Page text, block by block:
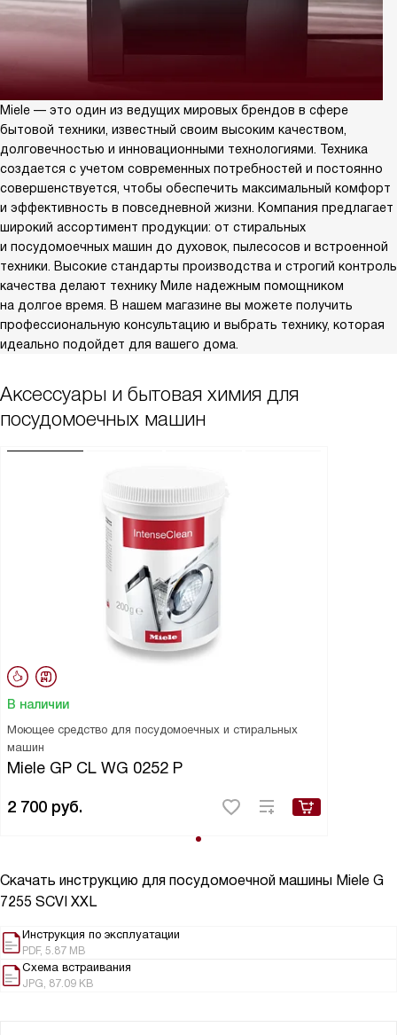
Miele — это один из ведущих мировых брендов в сфере
бытовой техники, известный своим высоким качеством,
долговечностью и инновационными технологиями. Техника
создается с учетом современных потребностей и постоянно
совершенствуется, чтобы обеспечить максимальный комфорт
и эффективность в повседневной жизни. Компания предлагает
широкий ассортимент продукции: от стиральных
и посудомоечных машин до духовок, пылесосов и встроенной
техники. Высокие стандарты производства и строгий контроль
качества делают технику Миле надежным помощником
на долгое время. В нашем магазине вы можете получить
профессиональную консультацию и выбрать технику, которая
идеально подойдет для вашего дома.
Аксессуары и бытовая химия для
посудомоечных машин
В наличии
Моющее средство для посудомоечных и стиральных
машин
Miele GP CL WG 0252 P
2 700 руб.
Скачать инструкцию для посудомоечной машины Miele G
7255 SCVI XXL
Инструкция по эксплуатации
PDF, 5.87 MB
Схема встраивания
JPG, 87.09 KB